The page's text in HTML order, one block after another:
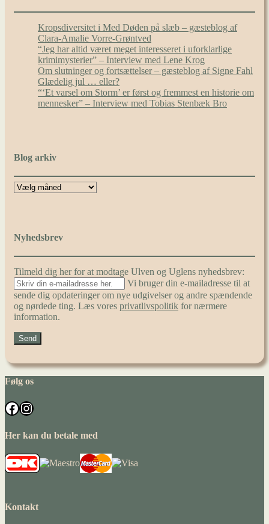
Kropsdiversitet i Med Døden på slæb – gæsteblog af
Clara-Amalie Vorre-Grøntved
“Jeg har altid været meget interesseret i uforklarlige
krimimysterier” – Interview med Lene Krog
Om slutninger og fortsættelser – gæsteblog af Signe Fahl
Glædelig jul … eller?
“‘Et varsel om Storm’ er først og fremmest en historie om
mennesker” – Interview med Tobias Stenbæk Bro
Blog arkiv
Nyhedsbrev
Tilmeld dig her for at modtage Ulven og Uglens nyhedsbrev:
Vi bruger din e-mailadresse til at
sende dig opdateringer om nye udgivelser og andre spændende
og nørdede ting. Læs vores privatlivspolitik for nærmere
information.
Følg os
Facebook
Instagram
Her kan du betale med
Kontakt